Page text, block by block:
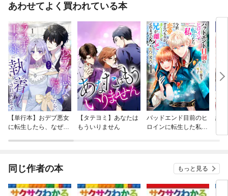
あわせてよく買われている本
【単行本】おデブ悪女
に転生したら、なぜか
【タテヨミ】あなたは
もういりません
バッドエンド目前のヒ
ロインに転生した私、
結
同じ作者の本 もっと見る